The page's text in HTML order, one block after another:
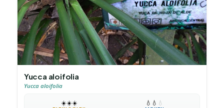
Yucca aloifolia
Yucca aloifolia
☀️☀️☀️ 💧 💧 💧